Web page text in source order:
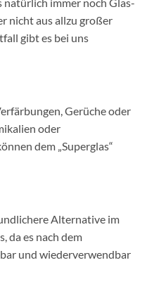
nicht aus allzu großer
gibt es bei uns
Gerüche oder
oder
dem „Superglas“
Alternative im
da es nach dem
und wiederverwendbar